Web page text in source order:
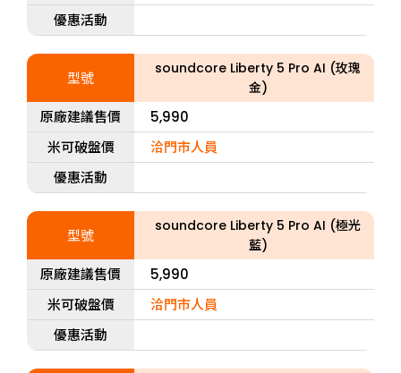
優惠活動
型號
soundcore Liberty 5 Pro AI (玫瑰
金)
原廠建議售價
5,990
米可破盤價
洽門市人員
優惠活動
型號
soundcore Liberty 5 Pro AI (極光
藍)
原廠建議售價
5,990
米可破盤價
洽門市人員
優惠活動